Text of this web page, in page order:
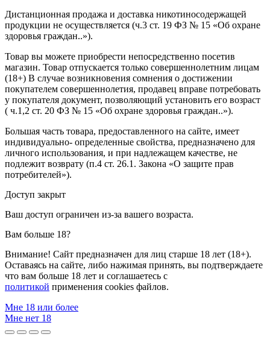
Дистанционная продажа и доставка никотиносодержащей
продукции не осуществляется (ч.3 ст. 19 ФЗ № 15 «Об охране
здоровья граждан..»).
Товар вы можете приобрести непосредственно посетив
магазин. Товар отпускается только совершеннолетним лицам
(18+) В случае возникновения сомнения о достижении
покупателем совершеннолетия, продавец вправе потребовать
у покупателя документ, позволяющий установить его возраст
( ч.1,2 ст. 20 ФЗ № 15 «Об охране здоровья граждан..»).
Большая часть товара, предоставленного на сайте, имеет
индивидуально- определенные свойства, предназначено для
личного использования, и при надлежащем качестве, не
подлежит возврату (п.4 ст. 26.1. Закона «О защите прав
потребителей»).
Доступ закрыт
Ваш доступ ограничен из-за вашего возраста.
Вам больше 18?
Внимание! Сайт предназначен для лиц старше 18 лет (18+).
Оставаясь на сайте, либо нажимая принять, вы подтверждаете
что вам больше 18 лет и соглашаетесь с
политикой применения cookies файлов.
Мне 18 или более
Мне нет 18